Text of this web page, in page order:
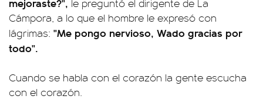
le preguntó el dirigente de La
Cámpora, a lo que el hombre le expresó con
lágrimas: "Me pongo nervioso, Wado gracias por
todo".
Cuando se habla con el corazón la gente escucha
con el corazón.